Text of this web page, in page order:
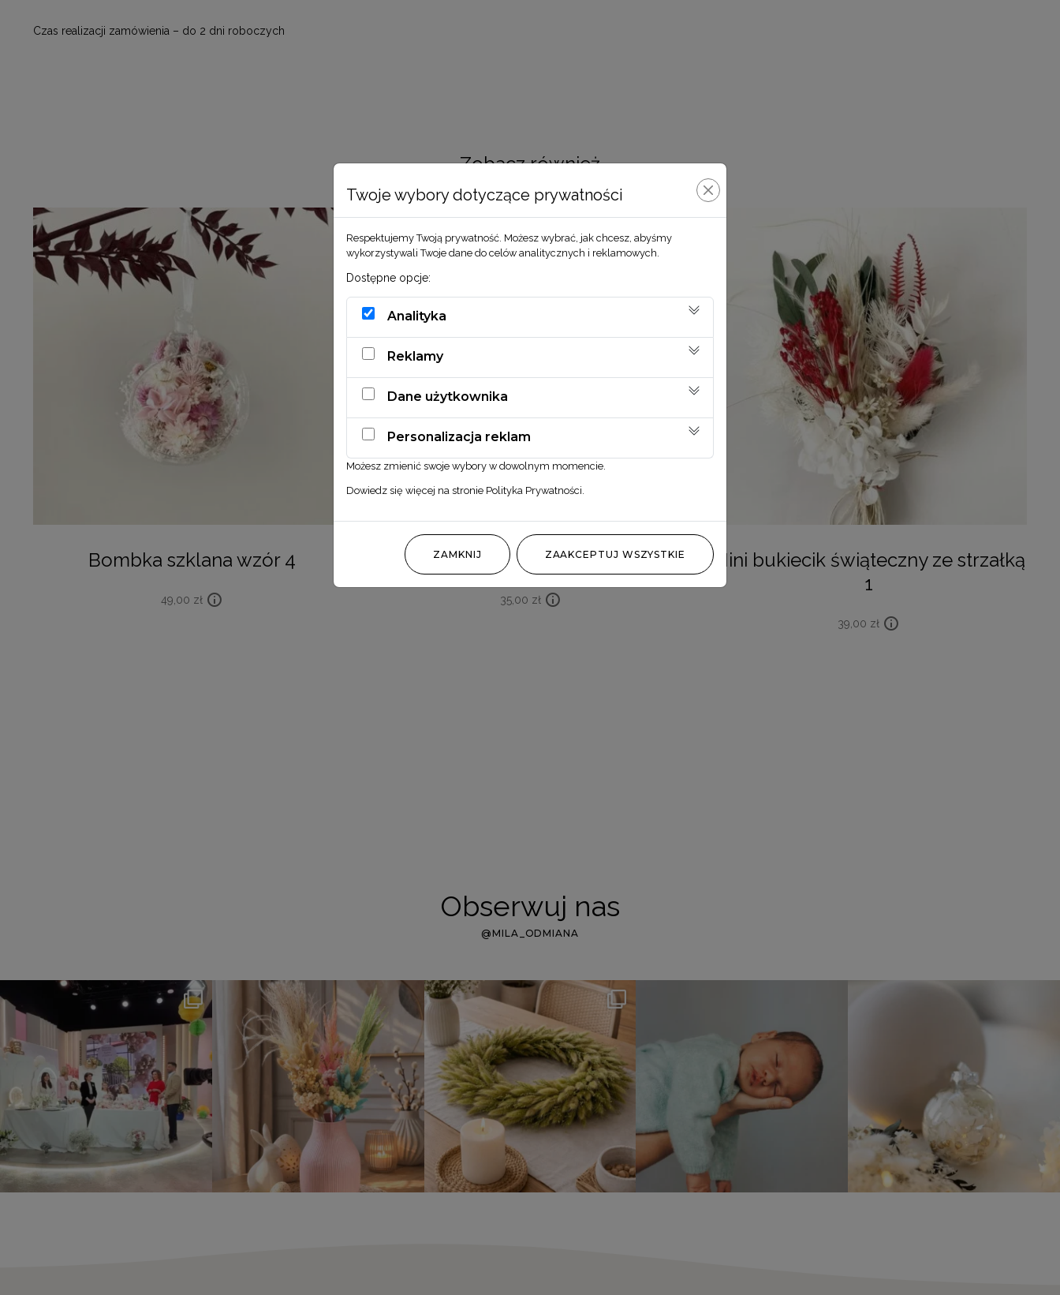
Czas realizacji zamówienia – do 2 dni roboczych
Zobacz również
Bombka szklana wzór 4
49,00 zł
Bukiecik sylwestrowy szampański
35,00 zł
Mini bukiecik świąteczny ze strzałką
1
39,00 zł
Obserwuj nas
@MILA_ODMIANA
Twoje wybory dotyczące prywatności
Respektujemy Twoją prywatność. Możesz wybrać, jak chcesz, abyśmy
wykorzystywali Twoje dane do celów analitycznych i reklamowych.
Dostępne opcje:
Analityka
Reklamy
Dane użytkownika
Personalizacja reklam
Możesz zmienić swoje wybory w dowolnym momencie.
Dowiedz się więcej na stronie Polityka Prywatności.
ZAMKNIJ ZAAKCEPTUJ WSZYSTKIE